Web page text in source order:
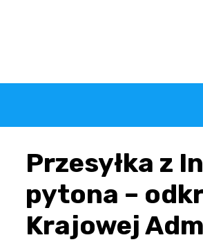
Przesyłka z
pytona –
Krajowej